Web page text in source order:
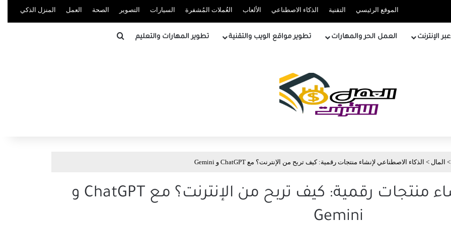
الموقع الرئيسي التقنية الذكاء الاصطناعي الألعاب العُملات المُشفرة السيارات التصوير الصحة العمل المنزل الذكي
الإنترنت العمل الحر والمهارات تطوير مواقع الويب والتقنية تطوير المهارات والتعليم بحث عن
> المال > الذكاء الاصطناعي لإنشاء منتجات رقمية: كيف تربح من الإنترنت؟ مع ChatGPT و Gemini
الذكاء الاصطناعي لإنشاء منتجات رقمية: كيف تربح من الإنترنت؟ مع ChatGPT و
Gemini